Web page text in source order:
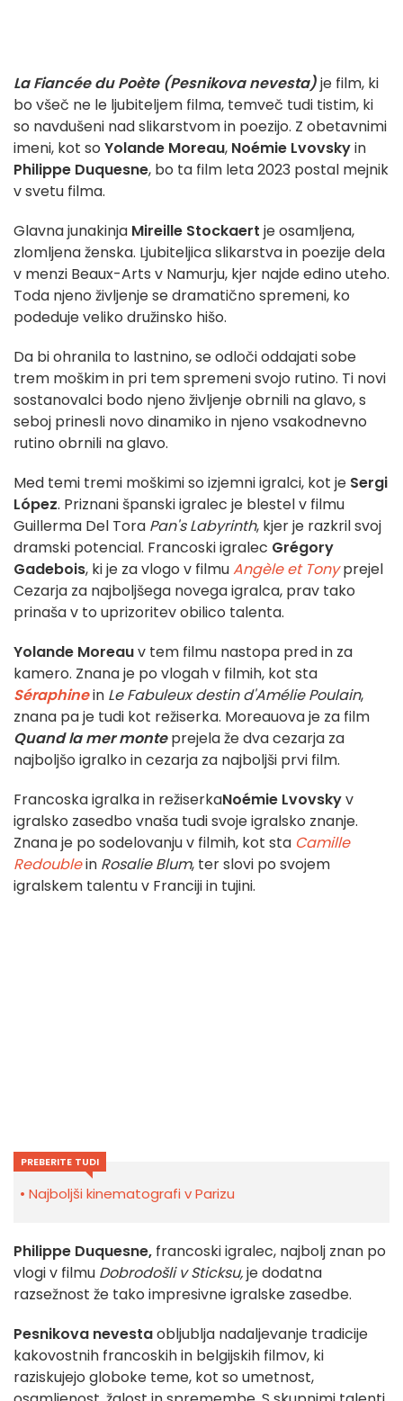
La Fiancée du Poète (Pesnikova nevesta)je film, ki
bo všeč ne le ljubiteljem filma, temveč tudi tistim, ki
so navdušeni nad slikarstvom in poezijo. Z obetavnimi
imeni, kot so Yolande Moreau, Noémie Lvovskyin
Philippe Duquesne, bo ta film leta 2023 postal mejnik
v svetu filma.
Glavna junakinja Mireille Stockaert je osamljena,
zlomljena ženska. Ljubiteljica slikarstva in poezije dela
v menzi Beaux-Arts v Namurju, kjer najde edino uteho.
Toda njeno življenje se dramatično spremeni, ko
podeduje veliko družinsko hišo.
Da bi ohranila to lastnino, se odloči oddajati sobe
trem moškim in pri tem spremeni svojo rutino. Ti novi
sostanovalci bodo njeno življenje obrnili na glavo, s
seboj prinesli novo dinamiko in njeno vsakodnevno
rutino obrnili na glavo.
Med temi tremi moškimi so izjemni igralci, kot je Sergi
López. Priznani španski igralec je blestel v filmu
Guillerma Del Tora Pan's Labyrinth, kjer je razkril svoj
dramski potencial. Francoski igralec Grégory
Gadebois, ki je za vlogo v filmuAngèle et Tonyprejel
Cezarja za najboljšega novega igralca, prav tako
prinaša v to uprizoritev obilico talenta.
Yolande Moreauv tem filmu nastopa pred in za
kamero. Znana je po vlogah v filmih, kot sta
Séraphinein Le Fabuleux destin d'Amélie Poulain,
znana pa je tudi kot režiserka. Moreauova je za film
Quand la mer monteprejela že dva cezarja za
najboljšo igralko in cezarja za najboljši prvi film.
Francoska igralka in režiserkaNoémie Lvovskyv
igralsko zasedbo vnaša tudi svoje igralsko znanje.
Znana je po sodelovanju v filmih, kot sta Camille
Redoublein Rosalie Blum, ter slovi po svojem
igralskem talentu v Franciji in tujini.
PREBERITE TUDI
Najboljši kinematografi v Parizu
Philippe Duquesne, francoski igralec, najbolj znan po
vlogi v filmu Dobrodošli v Sticksu,je dodatna
razsežnost že tako impresivne igralske zasedbe.
Pesnikova nevestaobljublja nadaljevanje tradicije
kakovostnih francoskih in belgijskih filmov, ki
raziskujejo globoke teme, kot so umetnost,